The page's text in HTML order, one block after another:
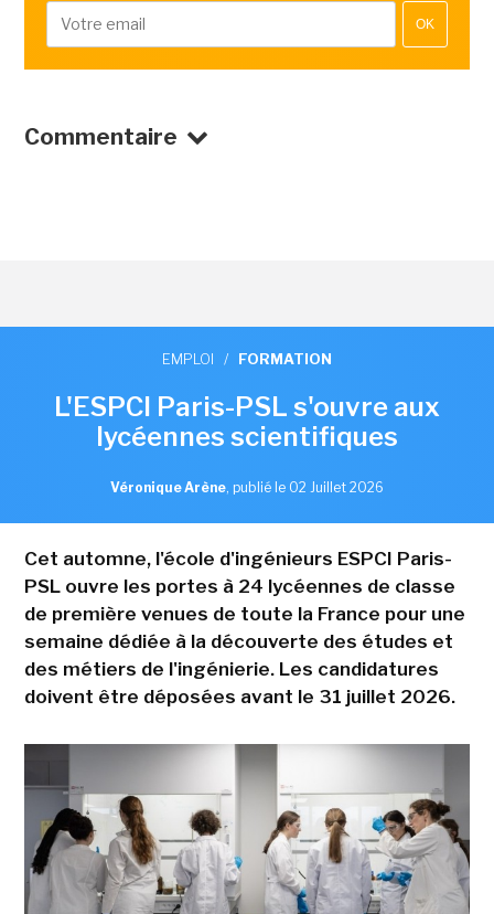
OK
Commentaire
EMPLOI / FORMATION
L'ESPCI Paris-PSL s'ouvre aux
lycéennes scientifiques
Véronique Arène, publié le 02 Juillet 2026
Cet automne, l'école d'ingénieurs ESPCI Paris-
PSL ouvre les portes à 24 lycéennes de classe
de première venues de toute la France pour une
semaine dédiée à la découverte des études et
des métiers de l'ingénierie. Les candidatures
doivent être déposées avant le 31 juillet 2026.